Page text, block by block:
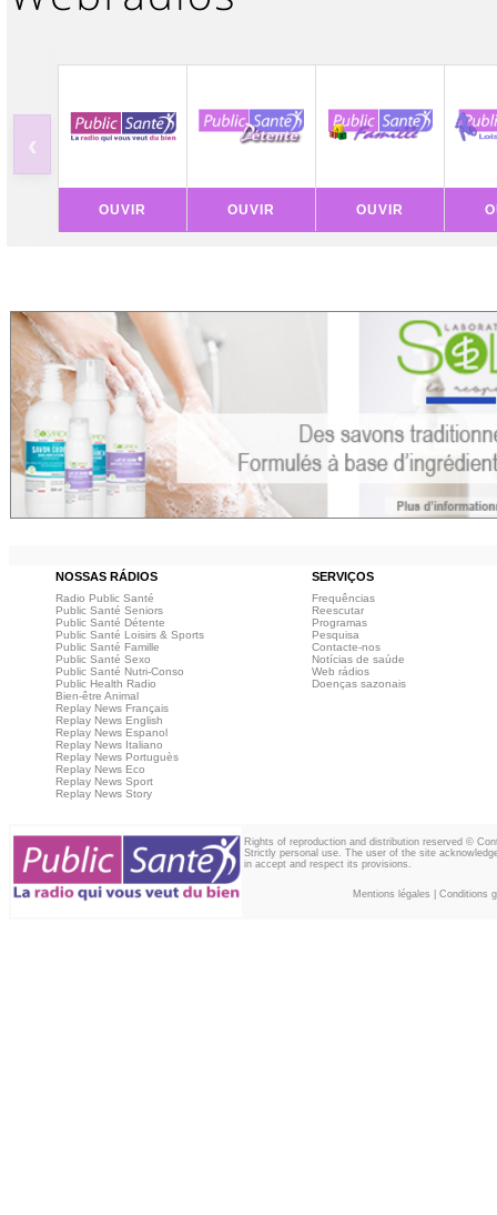
‹
OUVIR OUVIR OUVIR
NOSSAS RÁDIOS SERVIÇOS
Radio Public Santé
Public Santé Seniors
Public Santé Détente
Public Santé Loisirs & Sports
Public Santé Famille
Public Santé Sexo
Public Santé Nutri-Conso
Public Health Radio
Bien-être Animal
Replay News Français
Replay News English
Replay News Espanol
Replay News Italiano
Replay News Portuguès
Replay News Eco
Replay News Sport
Replay News Story
Frequências
Reescutar
Programas
Pesquisa
Contacte-nos
Notícias de saúde
Web rádios
Doenças sazonais
Rights of reproduction and distribution reserved ©
Strictly personal use. The user of the site
in accept and respect its provisions.
Mentions légales Conditions